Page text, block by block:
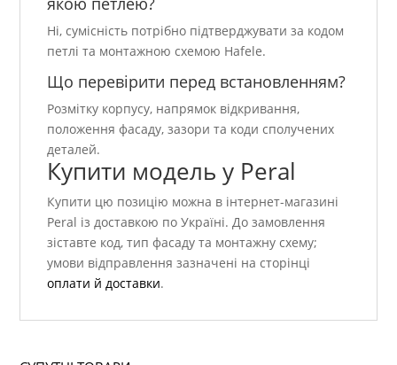
Ні, сумісність потрібно підтверджувати за кодом
петлі та монтажною схемою Hafele.
Що перевірити перед встановленням?
Розмітку корпусу, напрямок відкривання,
положення фасаду, зазори та коди сполучених
деталей.
Купити модель у Peral
Купити цю позицію можна в інтернет-магазині
Peral із доставкою по Україні. До замовлення
зіставте код, тип фасаду та монтажну схему;
умови відправлення зазначені на сторінці
оплати й доставки.